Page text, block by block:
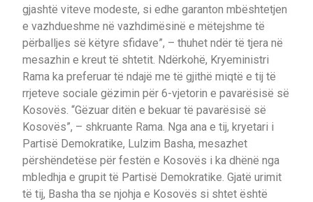
gjashtë viteve modeste, si edhe garanton mbështetjen
e vazhdueshme në vazhdimësinë e mëtejshme të
përballjes së këtyre sfidave”, – thuhet ndër të tjera në
mesazhin e kreut të shtetit. Ndërkohë, Kryeministri
Rama ka preferuar të ndajë me të gjithë miqtë e tij të
rrjeteve sociale gëzimin për 6-vjetorin e pavarësisë së
Kosovës. “Gëzuar ditën e bekuar të pavarësisë së
Kosovës”, – shkruante Rama. Nga ana e tij, kryetari i
Partisë Demokratike, Lulzim Basha, mesazhet
përshëndetëse për festën e Kosovës i ka dhënë nga
mbledhja e grupit të Partisë Demokratike. Gjatë urimit
të tij, Basha tha se njohja e Kosovës si shtet është